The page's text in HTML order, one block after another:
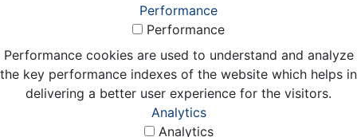
Performance
Performance
Performance cookies are used to understand and analyze
the key performance indexes of the website which helps in
delivering a better user experience for the visitors.
Analytics
Analytics